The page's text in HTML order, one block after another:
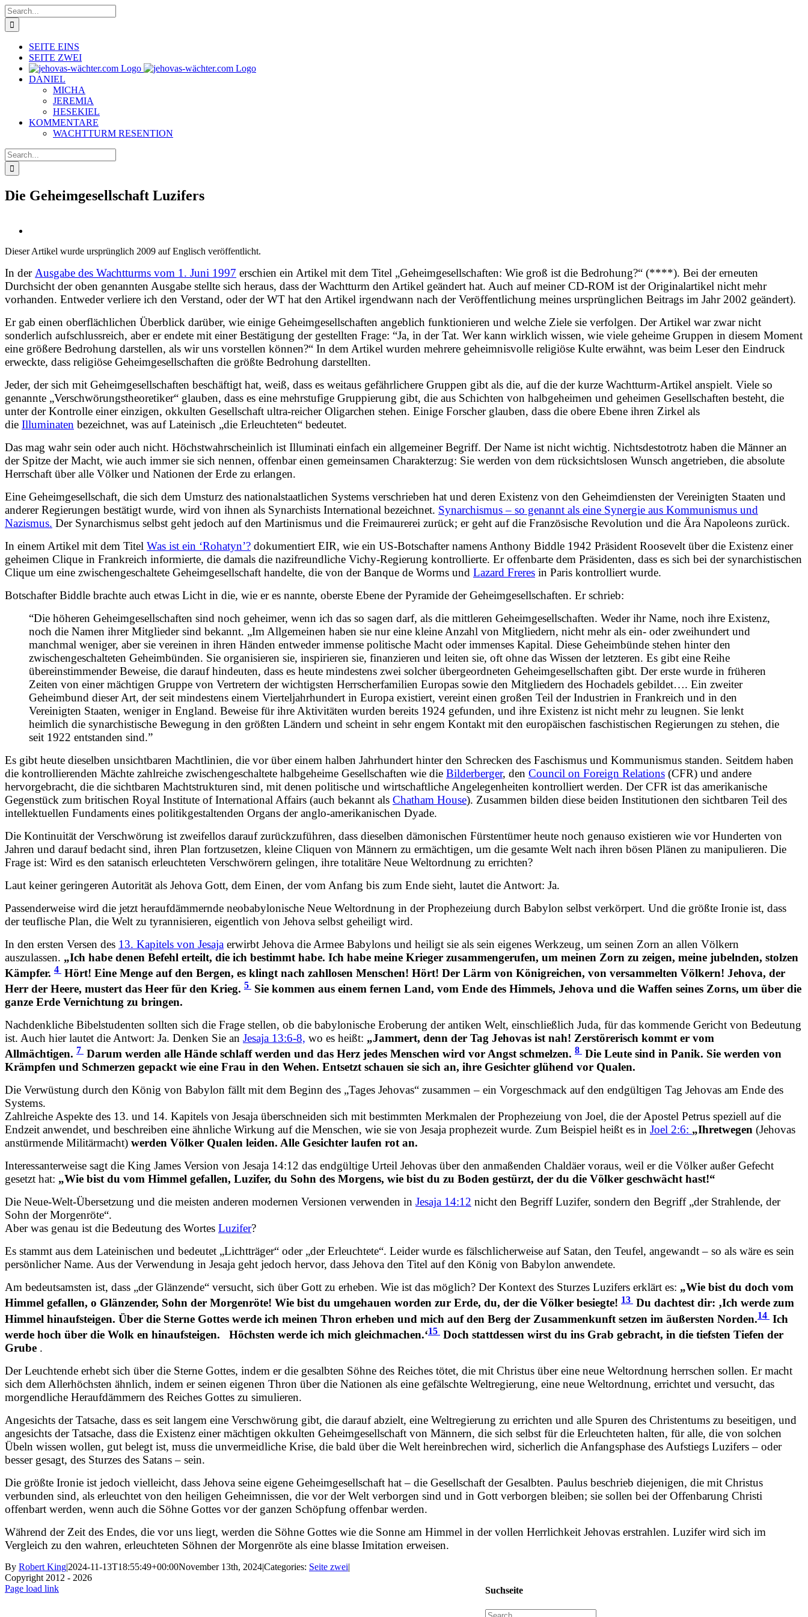
Skip
to
content
Search
for:
SEITE EINS
SEITE ZWEI
DANIEL
MICHA
JEREMIA
HESEKIEL
KOMMENTARE
WACHTTURM RESENTION
Search
for:
Die Geheimgesellschaft Luzifers
Image
Dieser Artikel wurde ursprünglich 2009 auf Englisch veröffentlicht.
In der Ausgabe des Wachtturms vom 1. Juni 1997 erschien ein Artikel mit dem Titel „Geheimgesellschaften: Wie groß ist die Bedrohung?“ (****). Bei der erneuten
Durchsicht der oben genannten Ausgabe stellte sich heraus, dass der Wachtturm den Artikel geändert hat. Auch auf meiner CD-ROM ist der Originalartikel nicht mehr
vorhanden. Entweder verliere ich den Verstand, oder der WT hat den Artikel irgendwann nach der Veröffentlichung meines ursprünglichen Beitrags im Jahr 2002 geändert).
Er gab einen oberflächlichen Überblick darüber, wie einige Geheimgesellschaften angeblich funktionieren und welche Ziele sie verfolgen. Der Artikel war zwar nicht
sonderlich aufschlussreich, aber er endete mit einer Bestätigung der gestellten Frage: “Ja, in der Tat. Wer kann wirklich wissen, wie viele geheime Gruppen in diesem Moment
eine größere Bedrohung darstellen, als wir uns vorstellen können?“ In dem Artikel wurden mehrere geheimnisvolle religiöse Kulte erwähnt, was beim Leser den Eindruck
erweckte, dass religiöse Geheimgesellschaften die größte Bedrohung darstellten.
Jeder, der sich mit Geheimgesellschaften beschäftigt hat, weiß, dass es weitaus gefährlichere Gruppen gibt als die, auf die der kurze Wachtturm-Artikel anspielt. Viele so
genannte „Verschwörungstheoretiker“ glauben, dass es eine mehrstufige Gruppierung gibt, die aus Schichten von halbgeheimen und geheimen Gesellschaften besteht, die
unter der Kontrolle einer einzigen, okkulten Gesellschaft ultra-reicher Oligarchen stehen. Einige Forscher glauben, dass die obere Ebene ihren Zirkel als
die Illuminaten bezeichnet, was auf Lateinisch „die Erleuchteten“ bedeutet.
Das mag wahr sein oder auch nicht. Höchstwahrscheinlich ist Illuminati einfach ein allgemeiner Begriff. Der Name ist nicht wichtig. Nichtsdestotrotz haben die Männer an
der Spitze der Macht, wie auch immer sie sich nennen, offenbar einen gemeinsamen Charakterzug: Sie werden von dem rücksichtslosen Wunsch angetrieben, die absolute
Herrschaft über alle Völker und Nationen der Erde zu erlangen.
Eine Geheimgesellschaft, die sich dem Umsturz des nationalstaatlichen Systems verschrieben hat und deren Existenz von den Geheimdiensten der Vereinigten Staaten und
anderer Regierungen bestätigt wurde, wird von ihnen als Synarchists International bezeichnet. Synarchismus – so genannt als eine Synergie aus Kommunismus und
Nazismus. Der Synarchismus selbst geht jedoch auf den Martinismus und die Freimaurerei zurück; er geht auf die Französische Revolution und die Ära Napoleons zurück.
In einem Artikel mit dem Titel Was ist ein ‘Rohatyn’? dokumentiert EIR, wie ein US-Botschafter namens Anthony Biddle 1942 Präsident Roosevelt über die Existenz einer
geheimen Clique in Frankreich informierte, die damals die nazifreundliche Vichy-Regierung kontrollierte. Er offenbarte dem Präsidenten, dass es sich bei der synarchistischen
Clique um eine zwischengeschaltete Geheimgesellschaft handelte, die von der Banque de Worms und Lazard Freres in Paris kontrolliert wurde.
Botschafter Biddle brachte auch etwas Licht in die, wie er es nannte, oberste Ebene der Pyramide der Geheimgesellschaften. Er schrieb:
“Die höheren Geheimgesellschaften sind noch geheimer, wenn ich das so sagen darf, als die mittleren Geheimgesellschaften. Weder ihr Name, noch ihre Existenz,
noch die Namen ihrer Mitglieder sind bekannt. „Im Allgemeinen haben sie nur eine kleine Anzahl von Mitgliedern, nicht mehr als ein- oder zweihundert und
manchmal weniger, aber sie vereinen in ihren Händen entweder immense politische Macht oder immenses Kapital. Diese Geheimbünde stehen hinter den
zwischengeschalteten Geheimbünden. Sie organisieren sie, inspirieren sie, finanzieren und leiten sie, oft ohne das Wissen der letzteren. Es gibt eine Reihe
übereinstimmender Beweise, die darauf hindeuten, dass es heute mindestens zwei solcher übergeordneten Geheimgesellschaften gibt. Der erste wurde in früheren
Zeiten von einer mächtigen Gruppe von Vertretern der wichtigsten Herrscherfamilien Europas sowie den Mitgliedern des Hochadels gebildet…. Ein zweiter
Geheimbund dieser Art, der seit mindestens einem Vierteljahrhundert in Europa existiert, vereint einen großen Teil der Industrien in Frankreich und in den
Vereinigten Staaten, weniger in England. Beweise für ihre Aktivitäten wurden bereits 1924 gefunden, und ihre Existenz ist nicht mehr zu leugnen. Sie lenkt
heimlich die synarchistische Bewegung in den größten Ländern und scheint in sehr engem Kontakt mit den europäischen faschistischen Regierungen zu stehen, die
seit 1922 entstanden sind.”
Es gibt heute dieselben unsichtbaren Machtlinien, die vor über einem halben Jahrhundert hinter den Schrecken des Faschismus und Kommunismus standen. Seitdem haben
die kontrollierenden Mächte zahlreiche zwischengeschaltete halbgeheime Gesellschaften wie die Bilderberger, den Council on Foreign Relations (CFR) und andere
hervorgebracht, die die sichtbaren Machtstrukturen sind, mit denen politische und wirtschaftliche Angelegenheiten kontrolliert werden. Der CFR ist das amerikanische
Gegenstück zum britischen Royal Institute of International Affairs (auch bekannt als Chatham House). Zusammen bilden diese beiden Institutionen den sichtbaren Teil des
intellektuellen Fundaments eines politikgestaltenden Organs der anglo-amerikanischen Dyade.
Die Kontinuität der Verschwörung ist zweifellos darauf zurückzuführen, dass dieselben dämonischen Fürstentümer heute noch genauso existieren wie vor Hunderten von
Jahren und darauf bedacht sind, ihren Plan fortzusetzen, kleine Cliquen von Männern zu ermächtigen, um die gesamte Welt nach ihren bösen Plänen zu manipulieren. Die
Frage ist: Wird es den satanisch erleuchteten Verschwörern gelingen, ihre totalitäre Neue Weltordnung zu errichten?
Laut keiner geringeren Autorität als Jehova Gott, dem Einen, der vom Anfang bis zum Ende sieht, lautet die Antwort: Ja.
Passenderweise wird die jetzt heraufdämmernde neobabylonische Neue Weltordnung in der Prophezeiung durch Babylon selbst verkörpert. Und die größte Ironie ist, dass
der teuflische Plan, die Welt zu tyrannisieren, eigentlich von Jehova selbst geheiligt wird.
In den ersten Versen des 13. Kapitels von Jesaja erwirbt Jehova die Armee Babylons und heiligt sie als sein eigenes Werkzeug, um seinen Zorn an allen Völkern
auszulassen. „Ich habe denen Befehl erteilt, die ich bestimmt habe. Ich habe meine Krieger zusammengerufen, um meinen Zorn zu zeigen, meine jubelnden, stolzen
Kämpfer. 4 Hört! Eine Menge auf den Bergen, es klingt nach zahllosen Menschen! Hört! Der Lärm von Königreichen, von versammelten Völkern! Jehova, der
Herr der Heere, mustert das Heer für den Krieg. 5 Sie kommen aus einem fernen Land, vom Ende des Himmels, Jehova und die Waffen seines Zorns, um über die
ganze Erde Vernichtung zu bringen.
Nachdenkliche Bibelstudenten sollten sich die Frage stellen, ob die babylonische Eroberung der antiken Welt, einschließlich Juda, für das kommende Gericht von Bedeutung
ist. Auch hier lautet die Antwort: Ja. Denken Sie an Jesaja 13:6-8, wo es heißt: „Jammert, denn der Tag Jehovas ist nah! Zerstörerisch kommt er vom
Allmächtigen. 7 Darum werden alle Hände schlaff werden und das Herz jedes Menschen wird vor Angst schmelzen. 8 Die Leute sind in Panik. Sie werden von
Krämpfen und Schmerzen gepackt wie eine Frau in den Wehen. Entsetzt schauen sie sich an, ihre Gesichter glühend vor Qualen.
Die Verwüstung durch den König von Babylon fällt mit dem Beginn des „Tages Jehovas“ zusammen – ein Vorgeschmack auf den endgültigen Tag Jehovas am Ende des
Systems.
Zahlreiche Aspekte des 13. und 14. Kapitels von Jesaja überschneiden sich mit bestimmten Merkmalen der Prophezeiung von Joel, die der Apostel Petrus speziell auf die
Endzeit anwendet, und beschreiben eine ähnliche Wirkung auf die Menschen, wie sie von Jesaja prophezeit wurde. Zum Beispiel heißt es in Joel 2:6: „Ihretwegen (Jehovas
anstürmende Militärmacht) werden Völker Qualen leiden. Alle Gesichter laufen rot an.
Interessanterweise sagt die King James Version von Jesaja 14:12 das endgültige Urteil Jehovas über den anmaßenden Chaldäer voraus, weil er die Völker außer Gefecht
gesetzt hat: „Wie bist du vom Himmel gefallen, Luzifer, du Sohn des Morgens, wie bist du zu Boden gestürzt, der du die Völker geschwächt hast!“
Die Neue-Welt-Übersetzung und die meisten anderen modernen Versionen verwenden in Jesaja 14:12 nicht den Begriff Luzifer, sondern den Begriff „der Strahlende, der
Sohn der Morgenröte“.
Aber was genau ist die Bedeutung des Wortes Luzifer?
Es stammt aus dem Lateinischen und bedeutet „Lichtträger“ oder „der Erleuchtete“. Leider wurde es fälschlicherweise auf Satan, den Teufel, angewandt – so als wäre es sein
persönlicher Name. Aus der Verwendung in Jesaja geht jedoch hervor, dass Jehova den Titel auf den König von Babylon anwendete.
Am bedeutsamsten ist, dass „der Glänzende“ versucht, sich über Gott zu erheben. Wie ist das möglich? Der Kontext des Sturzes Luzifers erklärt es: „Wie bist du doch vom
Himmel gefallen, o Glänzender, Sohn der Morgenröte! Wie bist du umgehauen worden zur Erde, du, der die Völker besiegte! 13 Du dachtest dir: ‚Ich werde zum
Himmel hinaufsteigen. Über die Sterne Gottes werde ich meinen Thron erheben und mich auf den Berg der Zusammenkunft setzen im äußersten Norden.14 Ich
werde hoch über die Wolk en hinaufsteigen.
Höchsten werde ich mich gleichmachen.‘15 Doch stattdessen wirst du ins Grab gebracht, in die tiefsten Tiefen der
Grube .
Der Leuchtende erhebt sich über die Sterne Gottes, indem er die gesalbten Söhne des Reiches tötet, die mit Christus über eine neue Weltordnung herrschen sollen. Er macht
sich dem Allerhöchsten ähnlich, indem er seinen eigenen Thron über die Nationen als eine gefälschte Weltregierung, eine neue Weltordnung, errichtet und versucht, das
morgendliche Heraufdämmern des Reiches Gottes zu simulieren.
Angesichts der Tatsache, dass es seit langem eine Verschwörung gibt, die darauf abzielt, eine Weltregierung zu errichten und alle Spuren des Christentums zu beseitigen, und
angesichts der Tatsache, dass die Existenz einer mächtigen okkulten Geheimgesellschaft von Männern, die sich selbst für die Erleuchteten halten, für alle, die von solchen
Übeln wissen wollen, gut belegt ist, muss die unvermeidliche Krise, die bald über die Welt hereinbrechen wird, sicherlich die Anfangsphase des Aufstiegs Luzifers – oder
besser gesagt, des Sturzes des Satans – sein.
Die größte Ironie ist jedoch vielleicht, dass Jehova seine eigene Geheimgesellschaft hat – die Gesellschaft der Gesalbten. Paulus beschrieb diejenigen, die mit Christus
verbunden sind, als erleuchtet von den heiligen Geheimnissen, die vor der Welt verborgen sind und in Gott verborgen bleiben; sie sollen bei der Offenbarung Christi
offenbart werden, wenn auch die Söhne Gottes vor der ganzen Schöpfung offenbar werden.
Während der Zeit des Endes, die vor uns liegt, werden die Söhne Gottes wie die Sonne am Himmel in der vollen Herrlichkeit Jehovas erstrahlen. Luzifer wird sich im
Vergleich zu den wahren, erleuchteten Söhnen der Morgenröte als eine blasse Imitation erweisen.
By Robert King|2024-11-13T18:55:49+00:00November 13th, 2024|Categories: Seite zwei|
Suchseite
Search
Copyright 2012 - 2026
Facebook
X
Instagram
Pinterest
Page load link